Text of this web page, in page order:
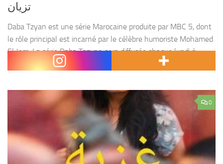
تزيان
Daba Tzyan est une série Marocaine produite par MBC 5, dont
le rôle principal est incarné par le célèbre humoriste Mohamed
El Jem. La série Daba Tazyan sera diffusée chaque lundi à
19h00 sur...
0